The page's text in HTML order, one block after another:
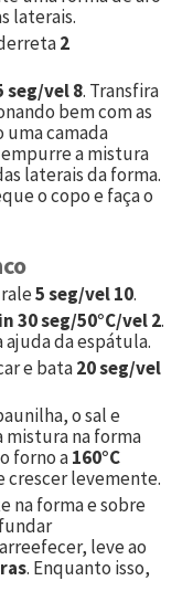
laterais.
2
seg/vel 8. Transfira
bem com as
uma camada
a mistura
laterais da forma.
o copo e faça o
5 seg/vel 10.
30 seg/50°C/vel 2.
ajuda da espátula.
e bata20 seg/vel
o sal e
mistura na forma
forno a160°C
crescer levemente.
na forma e sobre
leve ao
. Enquanto isso,